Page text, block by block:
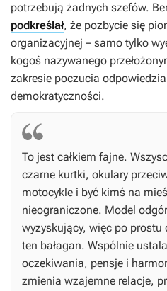
potrzebują żadnych szefów.
podkreślał, że pozbycie się
organizacyjnej – samo tylko
kogoś nazywanego
zakresie poczucia
demokratyczności.
To jest całkiem fajne.
czarne kurtki, okulary
motocykle i być kimś na
nieograniczone. Model
wyzyskujący, więc po prostu
ten bałagan. Wspólnie
oczekiwania, pensje i
zmienia wzajemne relacje,